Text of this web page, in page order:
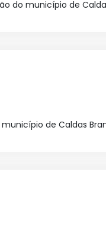
do município de
de Caldas